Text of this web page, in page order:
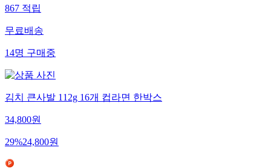
867 적립
무료배송
14명 구매중
김치 큰사발 112g 16개 컵라면 한박스
34,800원
29%24,800원